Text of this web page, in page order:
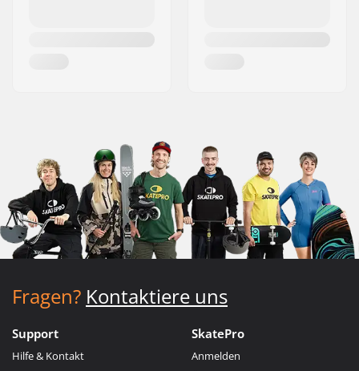
Fragen? Kontaktiere uns
Support
Hilfe & Kontakt
SkatePro
Anmelden